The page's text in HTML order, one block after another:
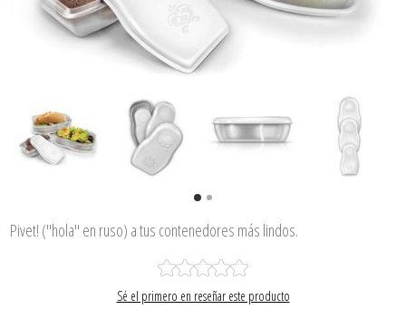
Pivet! ("hola" en ruso) a tus contenedores más lindos.
Sé el primero en reseñar este producto